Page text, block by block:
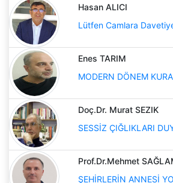
Hasan ALICI
Lütfen Camlara
Enes TARIM
MODERN DÖNEM
Doç.Dr. Murat SEZIK
SESSİZ ÇIĞLIKLARI
Prof.Dr.Mehmet
ŞEHİRLERİN ANNESİ